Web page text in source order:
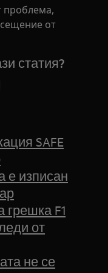
проблема,
от
статия?
SAFE
е изписан
грешка F1
от
не се